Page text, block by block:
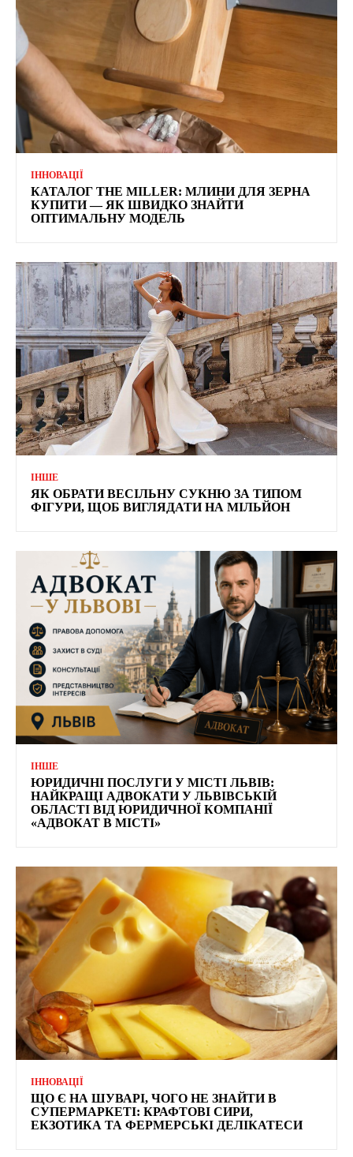
ІННОВАЦІЇ
КАТАЛОГ THE MILLER: МЛИНИ ДЛЯ ЗЕРНА
КУПИТИ — ЯК ШВИДКО ЗНАЙТИ
ОПТИМАЛЬНУ МОДЕЛЬ
ІНШЕ
ЯК ОБРАТИ ВЕСІЛЬНУ СУКНЮ ЗА ТИПОМ
ФІГУРИ, ЩОБ ВИГЛЯДАТИ НА МІЛЬЙОН
ІНШЕ
ЮРИДИЧНІ ПОСЛУГИ У МІСТІ ЛЬВІВ:
НАЙКРАЩІ АДВОКАТИ У ЛЬВІВСЬКІЙ
ОБЛАСТІ ВІД ЮРИДИЧНОЇ КОМПАНІЇ
«АДВОКАТ В МІСТІ»
ІННОВАЦІЇ
ЩО Є НА ШУВАРІ, ЧОГО НЕ ЗНАЙТИ В
СУПЕРМАРКЕТІ: КРАФТОВІ СИРИ,
ЕКЗОТИКА ТА ФЕРМЕРСЬКІ ДЕЛІКАТЕСИ